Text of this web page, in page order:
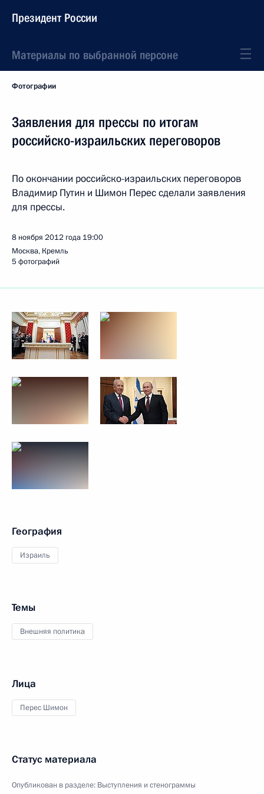
Президент России
Материалы по выбранной персоне
Фотографии
Заявления для прессы по итогам
российско-израильских переговоров
По окончании российско-израильских переговоров
Владимир Путин и Шимон Перес сделали заявления
для прессы.
8 ноября 2012 года 19:00
Москва, Кремль
5 фотографий
География
Израиль
Темы
Внешняя политика
Лица
Перес Шимон
Статус материала
Опубликован в разделе: Выступления и стенограммы